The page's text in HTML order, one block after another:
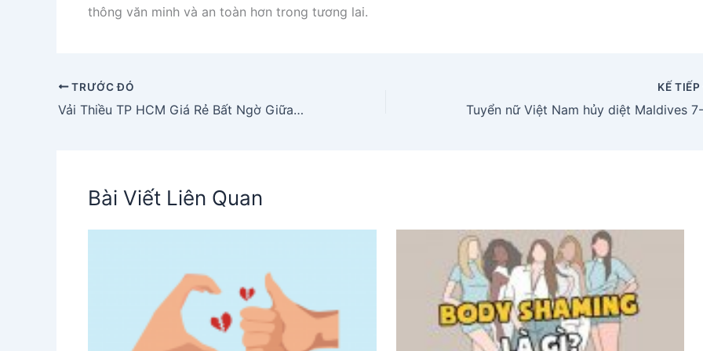
thông văn minh và an toàn hơn trong tương lai.
TRƯỚC ĐÓ
Vải Thiều TP HCM Giá Rẻ Bất Ngờ Giữa Mùa Vải Bội Thu
KẾ TIẾP
Bài Viết Liên Quan